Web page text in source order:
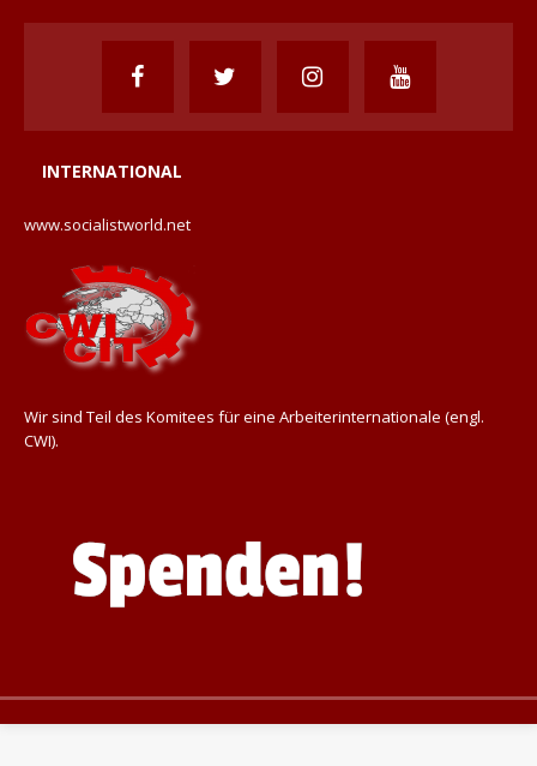
INTERNATIONAL
www.socialistworld.net
Wir sind Teil des Komitees für eine Arbeiterinternationale (engl.
CWI).